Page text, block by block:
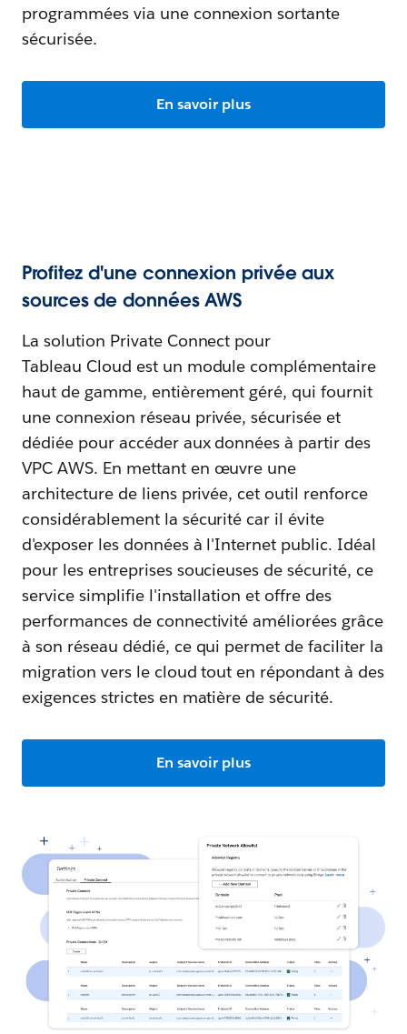
programmées via une connexion sortante
sécurisée.
En savoir plus
Profitez d'une connexion privée aux
sources de données AWS
La solution Private Connect pour
Tableau Cloud est un module complémentaire
haut de gamme, entièrement géré, qui fournit
une connexion réseau privée, sécurisée et
dédiée pour accéder aux données à partir des
VPC AWS. En mettant en œuvre une
architecture de liens privée, cet outil renforce
considérablement la sécurité car il évite
d'exposer les données à l'Internet public. Idéal
pour les entreprises soucieuses de sécurité, ce
service simplifie l'installation et offre des
performances de connectivité améliorées grâce
à son réseau dédié, ce qui permet de faciliter la
migration vers le cloud tout en répondant à des
exigences strictes en matière de sécurité.
En savoir plus